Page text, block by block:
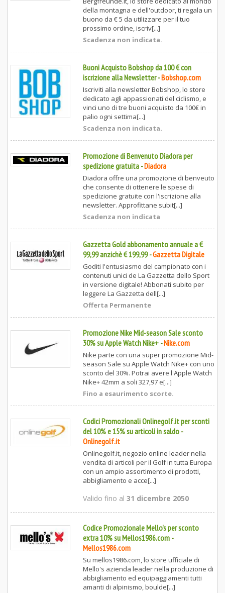
della montagna e dell'outdoor, ti regala un
buono da € 5 da utilizzare per il tuo
prossimo ordine, iscriv[...]
Scadenza non indicata.
Buoni Acquisto Bobshop da 100 € con
iscrizione alla Newsletter-Bobshop.com
Iscriviti alla newsletter Bobshop, lo store
dedicato agli appassionati del ciclismo, e
vinci uno di tre buoni acquisto da 100€ in
palio ogni settima[...]
Scadenza non indicata.
Promozione di Benvenuto Diadora per
spedizione gratuita-Diadora
Diadora offre una promozione di benveuto
che consente di ottenere le spese di
spedizione gratuite con l'iscrizione alla
newsletter. Approfittane subit[...]
Scadenza non indicata
Gazzetta Gold abbonamento annuale a €
99,99 anzichè € 199,99-Gazzetta Digitale
Goditi l'entusiasmo del campionato con i
contenuti unici de La Gazzetta dello Sport
in versione digitale! Abbonati subito per
leggere La Gazzetta dell[...]
Offerta Permanente
Promozione Nike Mid-season Sale sconto
30% su Apple Watch Nike+-Nike.com
Nike parte con una super promozione Mid-
season Sale su Apple Watch Nike+ con uno
sconto del 30%. Potrai avere l'Apple Watch
Nike+ 42mm a soli 327,97 e[...]
Fino a esaurimento scorte.
Codici Promozionali Onlinegolf.it per sconti
del 10% e 15% su articoli in saldo-
Onlinegolf.it
Onlinegolf.it, negozio online leader nella
vendita di articoli per il Golf in tutta Europa
con un ampio assortimento di prodotti,
abbigliamento e acce[...]
Valido fino al 31 dicembre 2050
Codice Promozionale Mello's per sconto
extra 10% su Mellos1986.com-
Mellos1986.com
Su mellos1986.com, lo store ufficiale di
Mello's azienda leader nella produzione di
abbigliamento ed equipaggiamenti tutti
amanti di alpinismo, boulde[...]